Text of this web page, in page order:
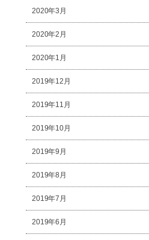
2020年3月
2020年2月
2020年1月
2019年12月
2019年11月
2019年10月
2019年9月
2019年8月
2019年7月
2019年6月